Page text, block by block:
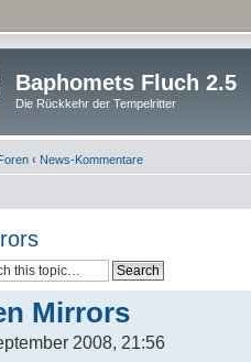
Baphomets Fluch 2.5
Die Rückkehr der Tempelritter
‹ News-Kommentare
Mirrors
2008, 21:56